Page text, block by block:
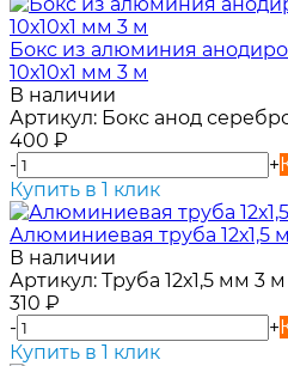
Бокс из алюминия
10х10х1 мм 3 м
В наличии
Артикул: Бокс анод
400 ₽
-
+
Купить в 1 клик
Алюминиевая труба 12х1,5
В наличии
Артикул: Труба 12х1,5 мм 3 м
310 ₽
-
+
Купить в 1 клик